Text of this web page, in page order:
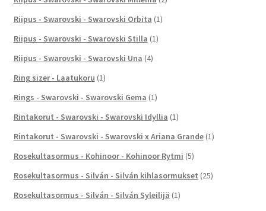
Riipus - Swarovski - Swarovski Orbita (1)
Riipus - Swarovski - Swarovski Stilla (1)
Riipus - Swarovski - Swarovski Una (4)
Ring sizer - Laatukoru (1)
Rings - Swarovski - Swarovski Gema (1)
Rintakorut - Swarovski - Swarovski Idyllia (1)
Rintakorut - Swarovski - Swarovski x Ariana Grande (1)
Rosekultasormus - Kohinoor - Kohinoor Rytmi (5)
Rosekultasormus - Silván - Silván kihlasormukset (25)
Rosekultasormus - Silván - Silván Syleilijä (1)